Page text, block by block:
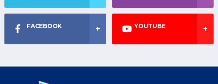
FACEBOOK YOUTUBE